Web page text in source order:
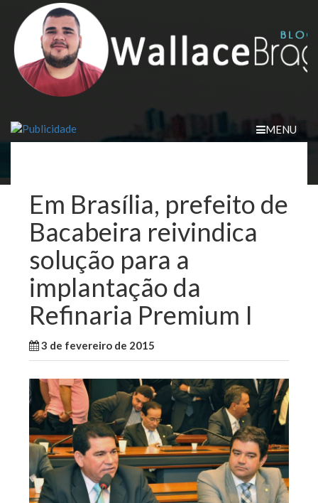
content
MENU
Em Brasília, prefeito de
Bacabeira reivindica
solução para a
implantação da
Refinaria Premium I
3 de fevereiro de 2015